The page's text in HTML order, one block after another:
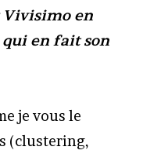
Vivisimo en
qui en fait son
je vous le
(clustering,